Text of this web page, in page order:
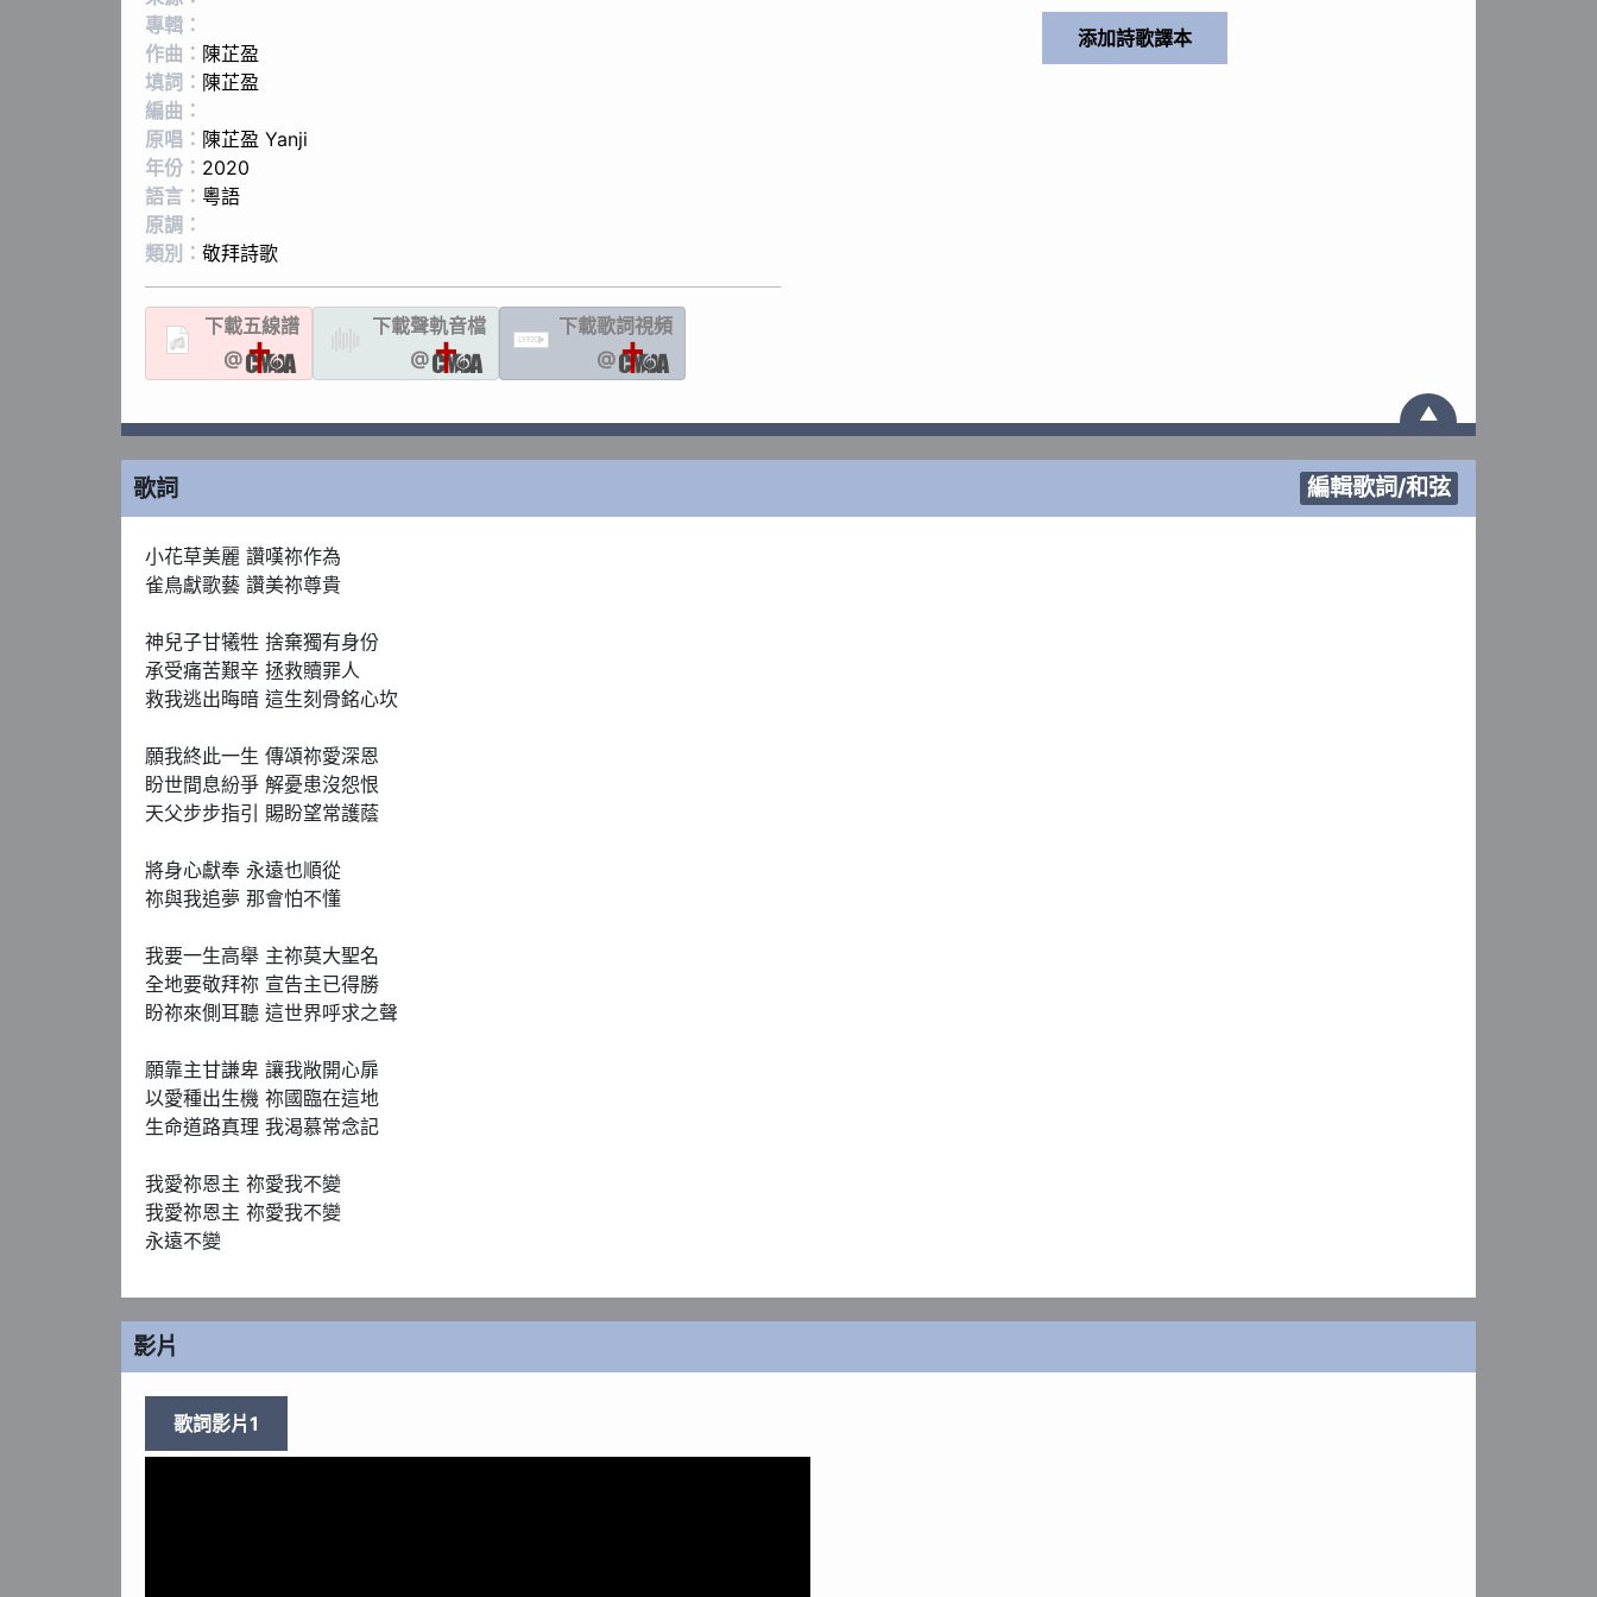
專輯：
作曲： 陳芷盈
填詞： 陳芷盈
編曲：
原唱： 陳芷盈 Yanji
年份： 2020
語言： 粵語
原調：
類別： 敬拜詩歌
下載五線譜
@
下載聲軌音檔
@
LYRIC
下載歌詞視頻
@
▲
歌詞 編輯歌詞/和弦
小花草美麗 讚嘆祢作為
雀鳥獻歌藝 讚美祢尊貴
神兒子甘犧牲 捨棄獨有身份
承受痛苦艱辛 拯救贖罪人
救我逃出晦暗 這生刻骨銘心坎
願我終此一生 傳頌祢愛深恩
盼世間息紛爭 解憂患沒怨恨
天父步步指引 賜盼望常護蔭
將身心獻奉 永遠也順從
祢與我追夢 那會怕不懂
我要一生高舉 主祢莫大聖名
全地要敬拜祢 宣告主已得勝
盼祢來側耳聽 這世界呼求之聲
願靠主甘謙卑 讓我敞開心扉
以愛種出生機 祢國臨在這地
生命道路真理 我渴慕常念記
我愛祢恩主 祢愛我不變
我愛祢恩主 祢愛我不變
永遠不變
影片
歌詞影片1